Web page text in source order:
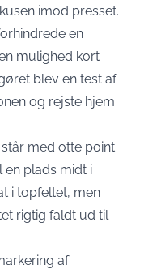
imod presset.
en
mulighed kort
blev en test af
og rejste hjem
med otte point
en plads midt i
i topfeltet, men
rigtig faldt ud til
af